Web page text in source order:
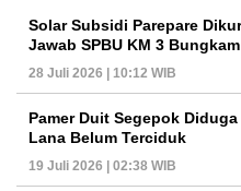
Solar Subsidi Parepare
Jawab SPBU KM 3 Bungkam
28 Juli 2026 | 10:12 WIB
Pamer Duit Segepok
Lana Belum Terciduk
19 Juli 2026 | 02:38 WIB